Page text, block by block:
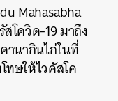
Mahasabha
โควิด-19 มาถึง
านากินไก่ในที่
ทษให้ไวคัสโค